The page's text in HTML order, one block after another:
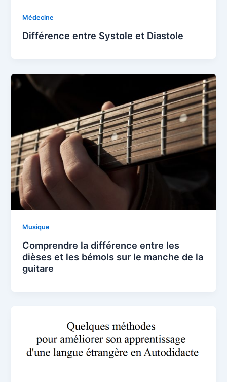
Médecine
Différence entre Systole et Diastole
Musique
Comprendre la différence entre les
dièses et les bémols sur le manche de la
guitare